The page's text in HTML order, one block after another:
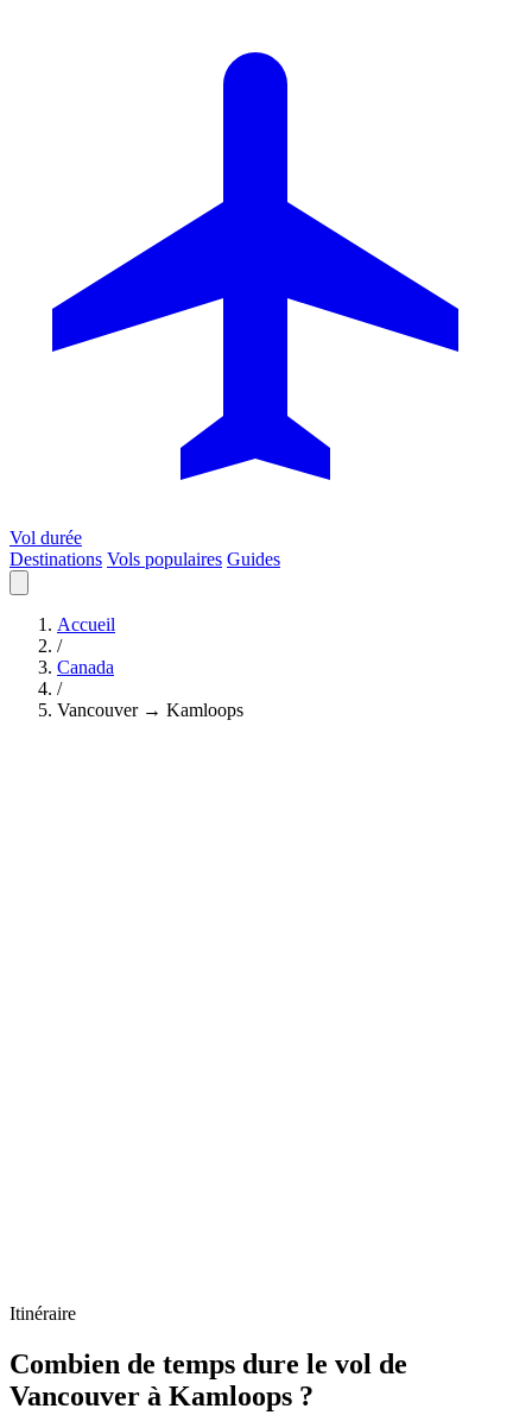
Vol durée
Destinations Vols populaires Guides
Accueil
/
Canada
/
Vancouver → Kamloops
Itinéraire
Combien de temps dure le vol de
Vancouver à Kamloops ?